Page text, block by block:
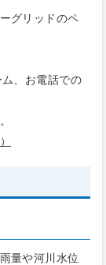
グリッドのペ
、お電話での
量や河川水位